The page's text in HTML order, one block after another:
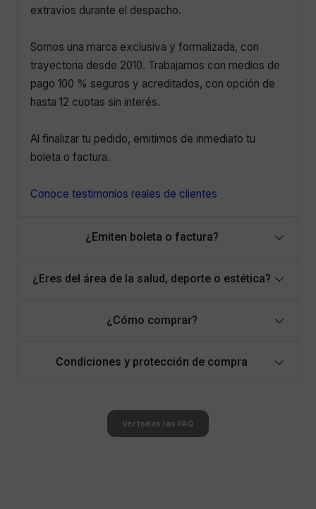
extravíos durante el despacho.
Somos una marca exclusiva y formalizada, con
trayectoria desde 2010. Trabajamos con medios de
pago 100 % seguros y acreditados, con opción de
hasta 12 cuotas sin interés.
Al finalizar tu pedido, emitimos de inmediato tu
boleta o factura.
Conoce testimonios reales de clientes
¿Emiten boleta o factura?
¿Eres del área de la salud, deporte o estética?
¿Cómo comprar?
Condiciones y protección de compra
Ver todas las FAQ